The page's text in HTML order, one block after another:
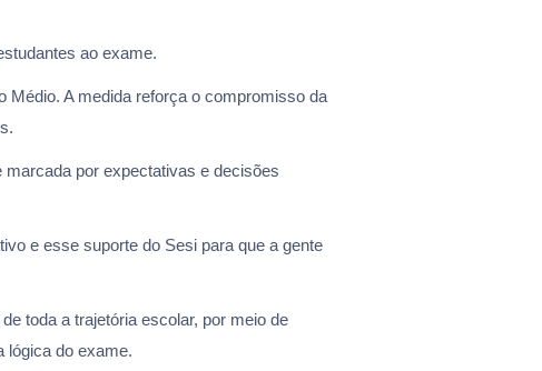
ao exame.
Médio. A medida reforça o compromisso da
marcada por expectativas e decisões
e esse suporte do Sesi para que a gente
toda a trajetória escolar, por meio de
lógica do exame.